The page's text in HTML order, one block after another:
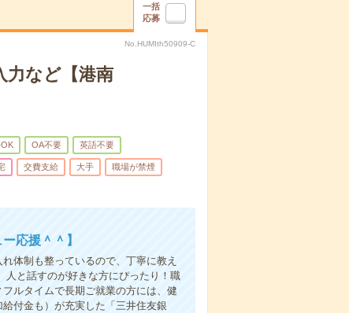
一括
応募
No.HUMIth50909-C
力など【港南
OA不要 英語不要
交費支給 大手 職場が禁煙
応援＾＾】
体制も整っているので、丁寧に教え
と話すのが好きな方にぴったり！職
ルタイムで長期ご就業の方には、健
付金も）が充実した「三井住友銀